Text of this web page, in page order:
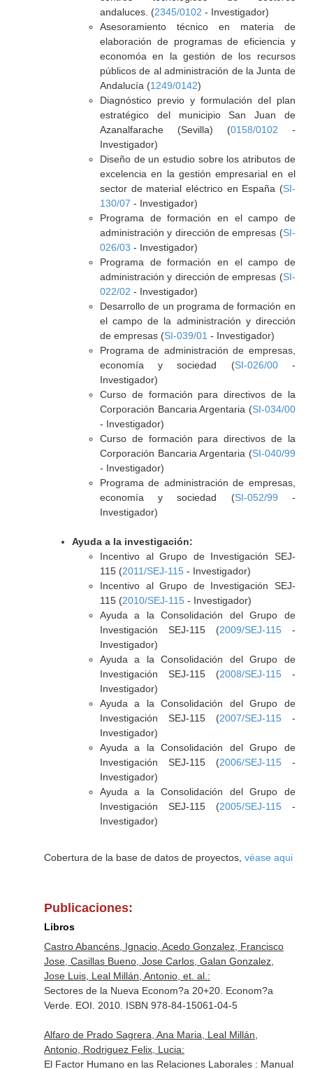
andaluces. (2345/0102 - Investigador)
Asesoramiento técnico en materia de
elaboración de programas de eficiencia y
economóa en la gestión de los recursos
públicos de al administración de la Junta de
Andalucía (1249/0142)
Diagnóstico previo y formulación del plan
estratégico del municipio San Juan de
Azanalfarache (Sevilla) (0158/0102 -
Investigador)
Diseño de un estudio sobre los atributos de
excelencia en la gestión empresarial en el
sector de material eléctrico en España (SI-
130/07 - Investigador)
Programa de formación en el campo de
administración y dirección de empresas (SI-
026/03 - Investigador)
Programa de formación en el campo de
administración y dirección de empresas (SI-
022/02 - Investigador)
Desarrollo de un programa de formación en
el campo de la administración y dirección
de empresas (SI-039/01 - Investigador)
Programa de administración de empresas,
economía y sociedad (SI-026/00-
Investigador)
Curso de formación para directivos de la
Corporación Bancaria Argentaria (SI-034/00
- Investigador)
Curso de formación para directivos de la
Corporación Bancaria Argentaria (SI-040/99
- Investigador)
Programa de administración de empresas,
economía y sociedad (SI-052/99 -
Investigador)
Ayuda a la investigación:
Incentivo al Grupo de Investigación SEJ-
115 (2011/SEJ-115- Investigador)
Incentivo al Grupo de Investigación SEJ-
115 (2010/SEJ-115- Investigador)
Ayuda a la Consolidación del Grupo de
Investigación SEJ-115 (2009/SEJ-115-
Investigador)
Ayuda a la Consolidación del Grupo de
Investigación SEJ-115 (2008/SEJ-115-
Investigador)
Ayuda a la Consolidación del Grupo de
Investigación SEJ-115 (2007/SEJ-115-
Investigador)
Ayuda a la Consolidación del Grupo de
Investigación SEJ-115 (2006/SEJ-115-
Investigador)
Ayuda a la Consolidación del Grupo de
Investigación SEJ-115 (2005/SEJ-115-
Investigador)
Cobertura de la base de datos de proyectos, véase aqui
Publicaciones:
Libros
Castro Abancéns, Ignacio, Acedo Gonzalez, Francisco
Jose, Casillas Bueno, Jose Carlos, Galan Gonzalez,
Jose Luis, Leal Millán, Antonio, et. al.:
Sectores de la Nueva Econom?a 20+20. Econom?a
Verde. EOI. 2010. ISBN 978-84-15061-04-5
Alfaro de Prado Sagrera, Ana Maria, Leal Millán,
Antonio, Rodriguez Felix, Lucia:
El Factor Humano en las Relaciones Laborales : Manual